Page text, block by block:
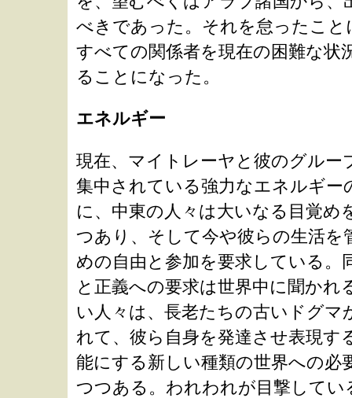
ョ
ン
に
飛
ぶ
べきであった。それを怠ったこと
すべての関係者を現在の困難な状
ることになった。
エネルギー
現在、マイトレーヤと彼のグルー
集中されている強力なエネルギー
に、中東の人々は大いなる目覚め
つあり、そして今や彼らの生活を
めの自由と参加を要求している。
と正義への要求は世界中に聞かれ
い人々は、長老たちの古いドグマ
れて、彼ら自身を発達させ表現す
能にする新しい種類の世界への必
つつある。われわれが目撃してい